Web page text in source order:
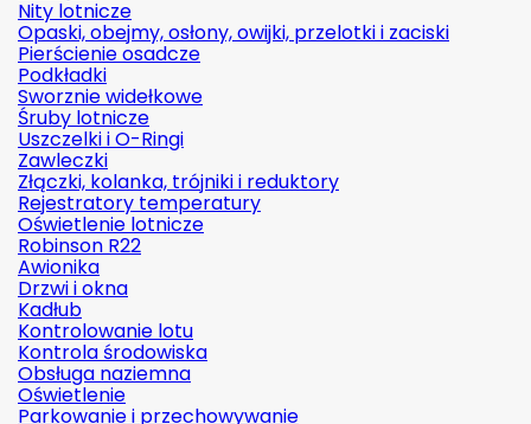
Nity lotnicze
Opaski, obejmy, osłony, owijki, przelotki i zaciski
Pierścienie osadcze
Podkładki
Sworznie widełkowe
Śruby lotnicze
Uszczelki i O-Ringi
Zawleczki
Złączki, kolanka, trójniki i reduktory
Rejestratory temperatury
Oświetlenie lotnicze
Robinson R22
Awionika
Drzwi i okna
Kadłub
Kontrolowanie lotu
Kontrola środowiska
Obsługa naziemna
Oświetlenie
Parkowanie i przechowywanie